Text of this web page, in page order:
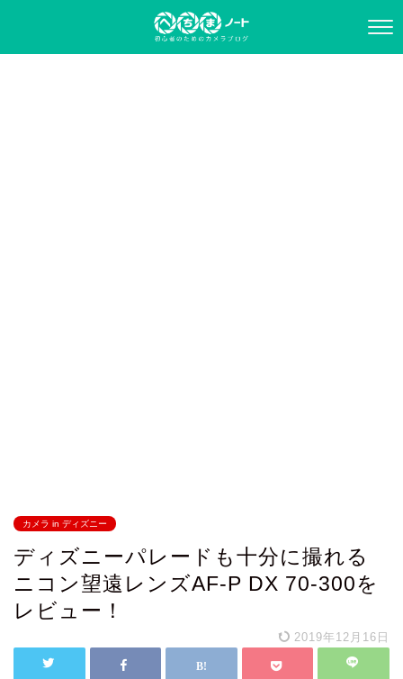
カメラ in ディズニー
ディズニーパレードも十分に撮れる
ニコン望遠レンズAF-P DX 70-300を
レビュー！
2019年12月16日